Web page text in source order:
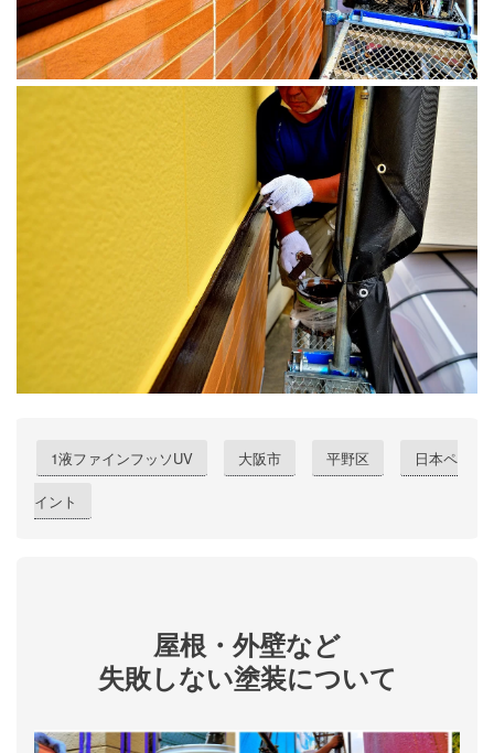
1液ファインフッソUV 大阪市 平野区 日本ペ
イント
屋根・外壁など
失敗しない塗装について